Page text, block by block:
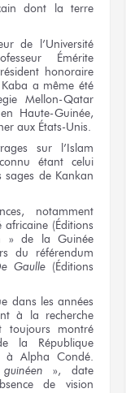
dont la terre
de l’Université
Émérite
honoraire
a même été
Mellon-Qatar
en Haute-Guinée,
aux États-Unis.
sur l’Islam
étant celui
sages de Kankan
notamment
africaine (Éditions
» de la Guinée
du référendum
Gaulle (Éditions
dans les années
à la recherche
toujours montré
la République
à Alpha Condé.
guinéen », date
de vision